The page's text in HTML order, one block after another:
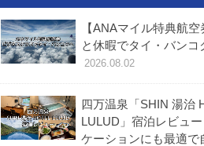
【ANAマイル特典航
と休暇でタイ・バンコ
2026.08.02
四万温泉「SHIN 湯治
LULUD」宿泊レビュ
ケーションにも最適で